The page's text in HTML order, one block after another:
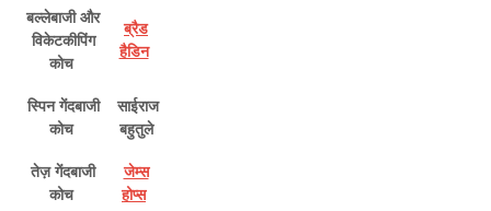
बल्लेबाजी और
विकेटकीपिंग
कोच
ब्रैड
हैडिन
स्पिन गेंदबाजी
कोच
साईराज
बहुतुले
तेज़ गेंदबाजी
कोच
जेम्स
होप्स